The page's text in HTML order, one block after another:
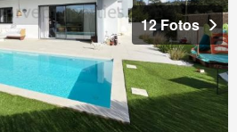
12 Fotos